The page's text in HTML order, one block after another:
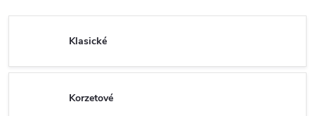
Klasické
Korzetové